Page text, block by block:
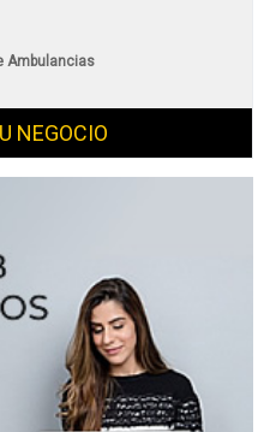
Ambulancias
NEGOCIO